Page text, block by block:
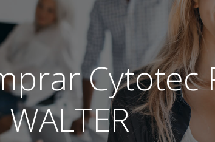
Cytotec
WALTER